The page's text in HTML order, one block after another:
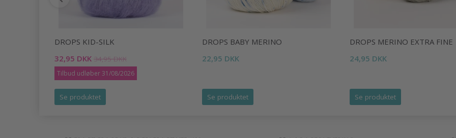
DROPS KID-SILK
32,95 DKK 34,95 DKK
Tilbud udløber 31/08/2026
Se produktet
DROPS BABY MERINO
22,95 DKK
Se produktet
DROPS MERINO EXTRA FINE
24,95 DKK
Se produktet